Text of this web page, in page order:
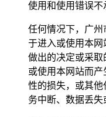
使用和使用错误不
任何情况下，广
于进入或使用本
做出的决定或采取
或使用本网站而
性的损失，或其
务中断、数据丢失